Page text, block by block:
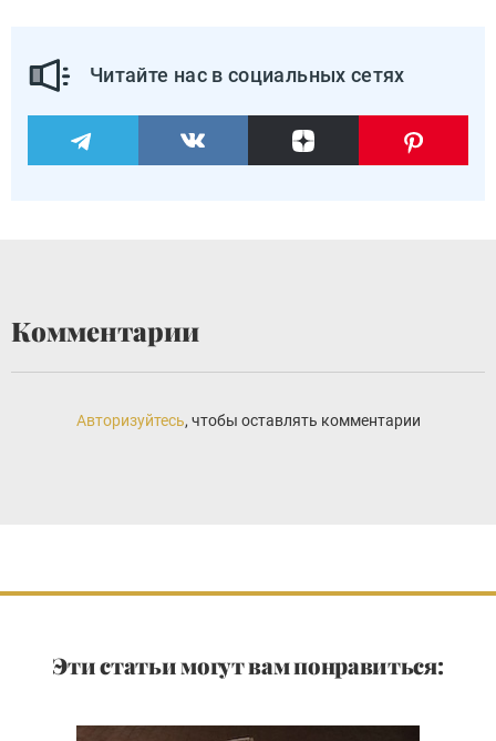
Читайте нас в социальных сетях
Комментарии
Авторизуйтесь, чтобы оставлять комментарии
Эти статьи могут вам понравиться: